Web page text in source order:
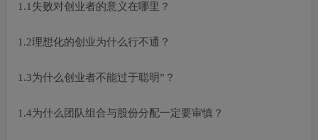
1.1失败对创业者的意义在哪里？
1.2理想化的创业为什么行不通？
1.3为什么创业者不能过于聪明”？
1.4为什么团队组合与股份分配一定要审慎？